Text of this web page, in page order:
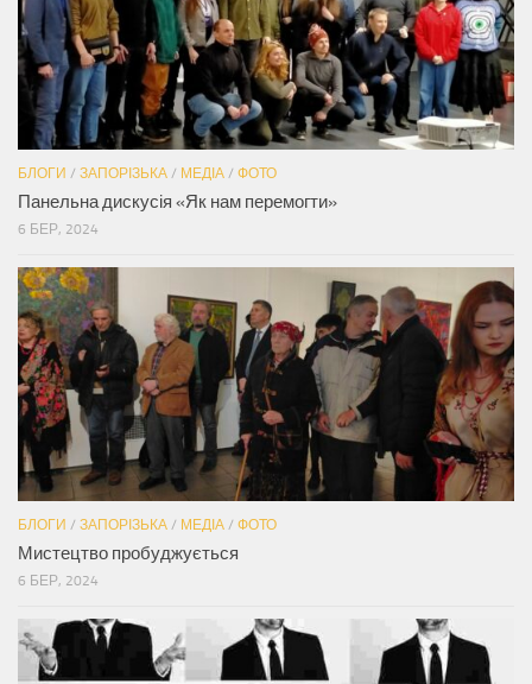
БЛОГИ / ЗАПОРІЗЬКА / МЕДІА / ФОТО
Панельна дискусія «Як нам перемогти»
6 БЕР, 2024
БЛОГИ / ЗАПОРІЗЬКА / МЕДІА / ФОТО
Мистецтво пробуджується
6 БЕР, 2024